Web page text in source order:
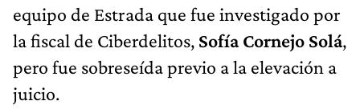
equipo de Estrada que fue investigado por
la fiscal de Ciberdelitos, Sofía Cornejo Solá,
pero fue sobreseída previo a la elevación a
juicio.